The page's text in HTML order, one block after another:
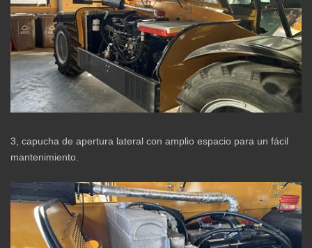
3, capucha de apertura lateral con amplio espacio para un fácil
mantenimiento.